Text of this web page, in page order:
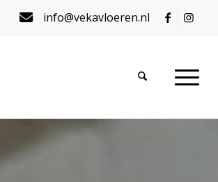
info@vekavloeren.nl